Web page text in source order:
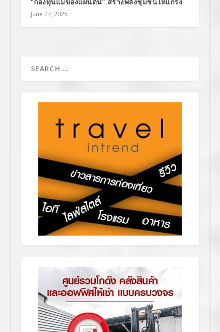
“กองทุนแม่ของแผ่นดิน” สร้างพลังชุมชนให้แกร่ง
June 27, 2025